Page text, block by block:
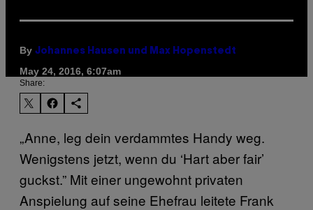
By Johannes Hausen und Max Hopenstedt
May 24, 2016, 6:07am
Share:
„Anne, leg dein verdammtes Handy weg.
Wenigstens jetzt, wenn du ‘Hart aber fair’
guckst.” Mit einer ungewohnt privaten
Anspielung auf seine Ehefrau leitete Frank